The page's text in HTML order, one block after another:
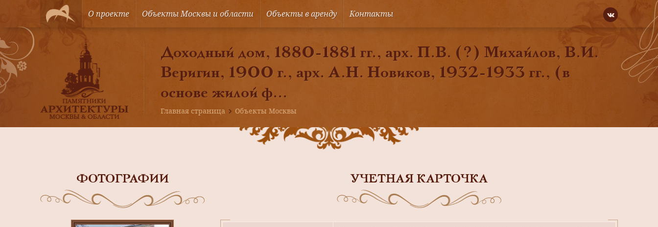
О проекте Объекты Москвы и области Объекты в аренду Контакты
Доходный дом, 1880-1881 гг., арх. П.В. (?) Михайлов, В.И.
Веригин, 1900 г., арх. А.Н. Новиков, 1932-1933 гг., (в
основе жилой ф...
Главная страница Объекты Москвы
ФОТОГРАФИИ УЧЕТНАЯ КАРТОЧКА